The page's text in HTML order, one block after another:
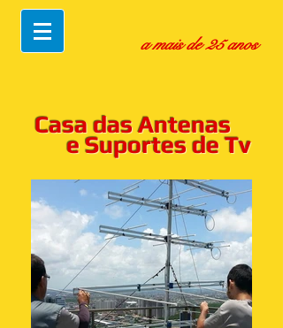
a mais de 25 anos
Casa das Antenas
e Suportes de Tv